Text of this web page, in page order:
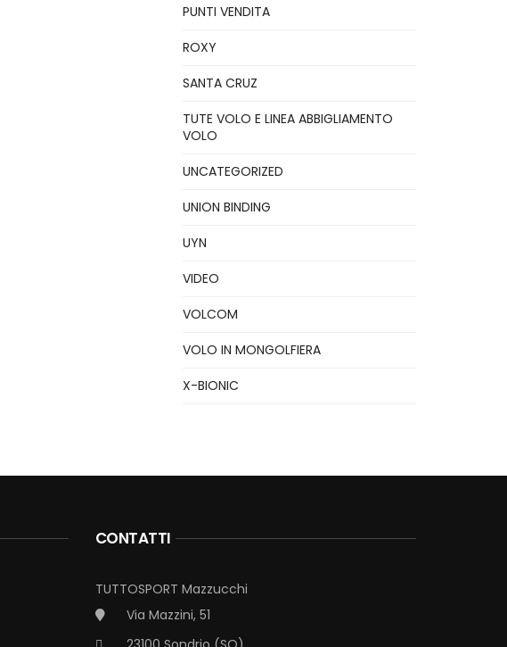
PUNTI VENDITA
ROXY
SANTA CRUZ
TUTE VOLO E LINEA ABBIGLIAMENTO
VOLO
UNCATEGORIZED
UNION BINDING
UYN
VIDEO
VOLCOM
VOLO IN MONGOLFIERA
X-BIONIC
CONTATTI
TUTTOSPORT Mazzucchi
Via Mazzini, 51